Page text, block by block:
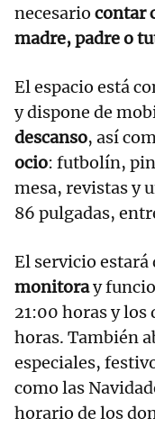
necesario contar
madre, padre o
El espacio está
y dispone de
descanso, así
ocio: futbolín,
mesa, revistas y
86 pulgadas,
El servicio
monitoray
21:00 horas y los
horas. También
especiales,
como las
horario de los